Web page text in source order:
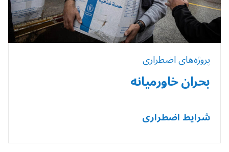
پروژه‌های اضطراری
بحران خاورمیانه
شرایط اضطراری